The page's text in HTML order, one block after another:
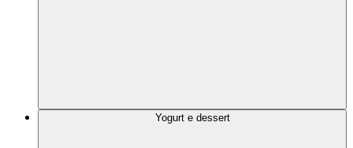
Yogurt e dessert